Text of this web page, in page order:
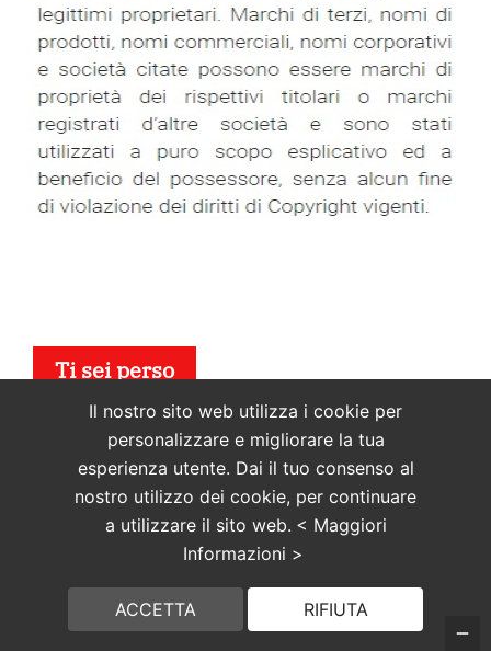
Ti sei perso
Computer-Tech
Il nostro sito web utilizza i cookie per
personalizzare e migliorare la tua
esperienza utente. Dai il tuo consenso al
nostro utilizzo dei cookie, per continuare
a utilizzare il sito web. < Maggiori
Informazioni >
ACCETTA RIFIUTA